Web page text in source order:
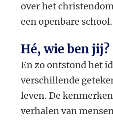
over het
een openbare
Hé, wie ben jij?
En zo ontstond het
verschillende
leven. De
verhalen van